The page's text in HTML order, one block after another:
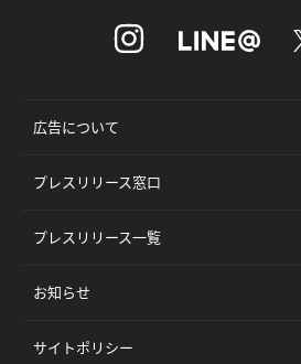
広告について
プレスリリース窓口
プレスリリース一覧
お知らせ
サイトポリシー